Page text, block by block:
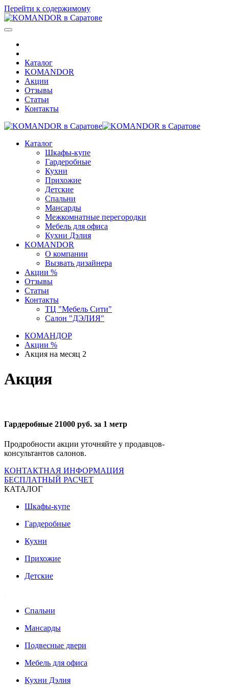
Перейти к содержимому
Каталог
KOMANDOR
Акции
Отзывы
Статьи
Контакты
Каталог
Шкафы-купе
Гардеробные
Кухни
Прихожие
Детские
Спальни
Мансарды
Межкомнатные перегородки
Мебель для офиса
Кухни Дэлия
KOMANDOR
О компании
Вызвать дизайнера
Акции %
Отзывы
Статьи
Контакты
ТЦ "Мебель Сити"
Салон "ДЭЛИЯ"
КОМАНДОР
Акции %
Акция на месяц 2
Акция
Гардеробные 21000 руб. за 1 метр
Продробности акции уточняйте у продавцов-
консультантов салонов.
КОНТАКТНАЯ ИНФОРМАЦИЯ
БЕСПЛАТНЫЙ РАСЧЕТ
КАТАЛОГ
Шкафы-купе
Гардеробные
Кухни
Прихожие
Детские
Спальни
Мансарды
Подвесные двери
Мебель для офиса
Кухни Дэлия